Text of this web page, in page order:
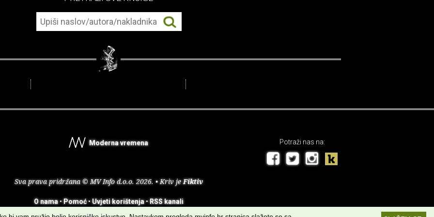
Moderna vremena
Sva prava pridržana © MV Info d.o.o. 2026. • Kriv jeFiktiv
O nama•Pomoć•Uvjeti korištenja•RSS kanali
Potraži nas na: